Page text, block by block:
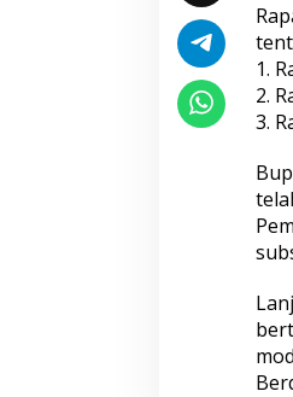
i
i
t
u
r
1.
2.
3.